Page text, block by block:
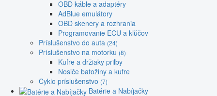
OBD káble a adaptéry
AdBlue emulátory
OBD skenery a rozhrania
Programovanie ECU a kľúčov
Príslušenstvo do auta (24)
Príslušenstvo na motorku (8)
Kufre a držiaky prilby
Nosiče batožiny a kufre
Cyklo príslušenstvo (7)
Batérie a Nabíjačky